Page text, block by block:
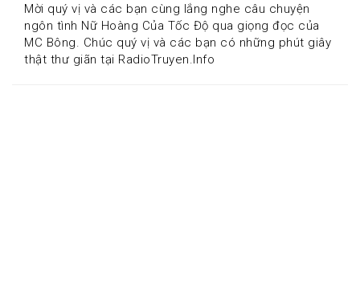
Mời quý vị và các bạn cùng lắng nghe câu chuyện
ngôn tình Nữ Hoàng Của Tốc Độ qua giọng đọc của
MC Bông. Chúc quý vị và các bạn có những phút giây
thật thư giãn tại RadioTruyen.Info